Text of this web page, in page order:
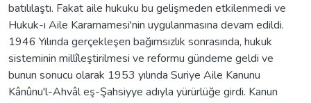
batılılaştı. Fakat aile hukuku bu gelişmeden etkilenmedi ve
Hukuk-ı Aile Kararnamesi'nin uygulanmasına devam edildi.
1946 Yılında gerçekleşen bağımsızlık sonrasında, hukuk
sisteminin millîleştirilmesi ve reformu gündeme geldi ve
bunun sonucu olarak 1953 yılında Suriye Aile Kanunu
Kânûnu'l-Ahvâl eş-Şahsiyye adıyla yürürlüğe girdi. Kanun